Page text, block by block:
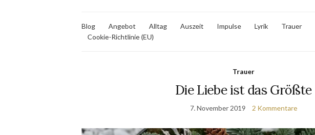
Blog Angebot Alltag Auszeit Impulse Lyrik Trauer
Cookie-Richtlinie (EU)
Trauer
Die Liebe ist das Größte
7. November 2019 2 Kommentare